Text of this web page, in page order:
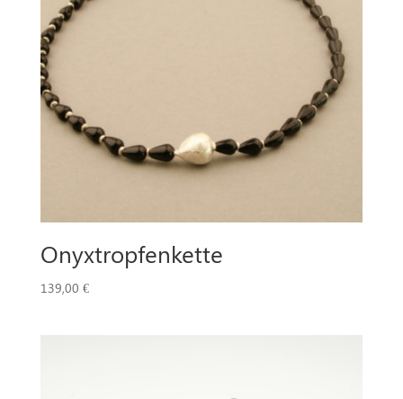
Onyxtropfenkette
139,00 €